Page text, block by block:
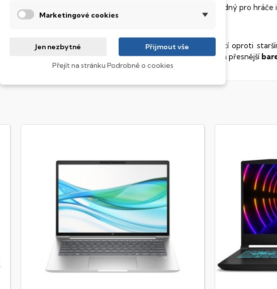
spolehlivý a navíc s parádním designem. IdeaPad je vhodný pro hráče
technologie IPS
krystaly disponují zcela odlišnou světelnou propustností oproti
široké pozorovací úhly (téměr 180°), lepší úroveňkontrastu a přesnější
Marketingové cookies
Jen nezbytné Přijmout vše
Přejít na stránku Podrobně o cookies